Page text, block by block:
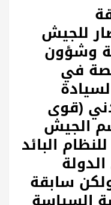
للجيش
وشؤون
في
(قوى
الجيش
البائد
ولكن سابقة